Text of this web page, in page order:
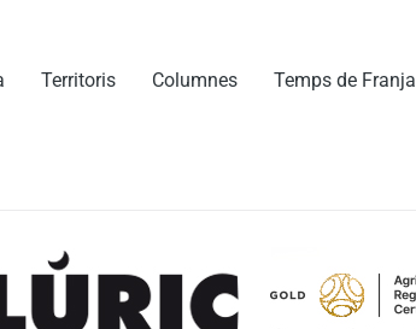
Territoris Columnes Temps de Franja